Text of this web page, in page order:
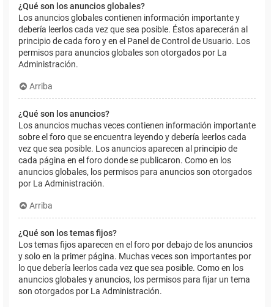
¿Qué son los anuncios globales?
Los anuncios globales contienen información importante y
debería leerlos cada vez que sea posible. Éstos aparecerán al
principio de cada foro y en el Panel de Control de Usuario. Los
permisos para anuncios globales son otorgados por La
Administración.
Arriba
¿Qué son los anuncios?
Los anuncios muchas veces contienen información importante
sobre el foro que se encuentra leyendo y debería leerlos cada
vez que sea posible. Los anuncios aparecen al principio de
cada página en el foro donde se publicaron. Como en los
anuncios globales, los permisos para anuncios son otorgados
por La Administración.
Arriba
¿Qué son los temas fijos?
Los temas fijos aparecen en el foro por debajo de los anuncios
y solo en la primer página. Muchas veces son importantes por
lo que debería leerlos cada vez que sea posible. Como en los
anuncios globales y anuncios, los permisos para fijar un tema
son otorgados por La Administración.